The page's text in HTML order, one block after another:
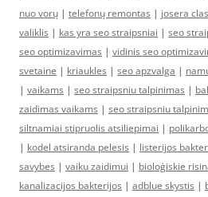
nuo vorų | telefonų remontas | josera
valiklis | kas yra seo straipsniai | seo
seo optimizavimas | vidinis seo
svetaine | kriaukles | seo apzvalga |
| vaikams | seo straipsniu talpinimas |
zaidimas vaikams | seo straipsniu
siltnamiai stipruolis atsiliepimai |
| kodel atsiranda pelesis | listerijos
savybes | vaiku zaidimui | bioloģiskie
kanalizacijos bakterijos | adblue skystis |